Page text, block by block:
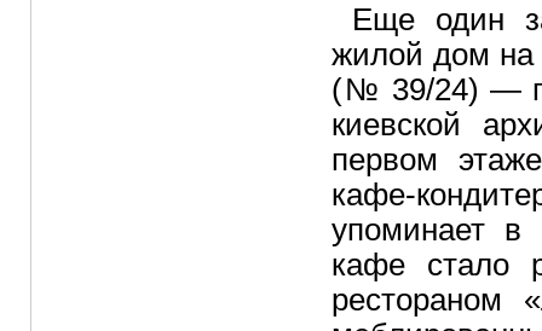
Еще один
жилой дом на
(№ 39/24) —
киевской
первом
кафе-
упоминает в
кафе стало
рестораном